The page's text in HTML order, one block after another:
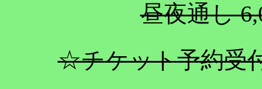
昼夜通し
☆チケット予約受